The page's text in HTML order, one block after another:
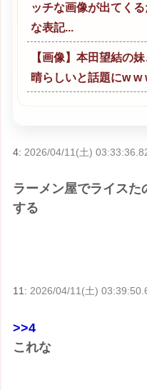
ッチな画像が出てく
な表記...
【画像】本田望結の
晴らしいと話題にw w
4: 2026/04/11(土)
ラーメン屋でライスた
する
11:2026/04/11(土)
>>4
これな